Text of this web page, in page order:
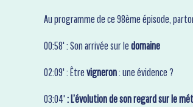
Au programme de ce 98ème épisode,
00:58' : Son arrivée sur ledomaine
02:09' : Êtrevigneron: une évidence ?
03:04': L’évolution de son regard sur le